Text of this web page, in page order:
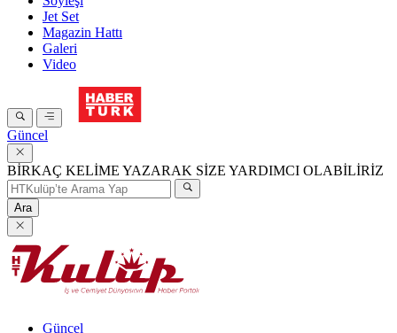
Jet Set
Magazin Hattı
Galeri
Video
Güncel
BİRKAÇ KELİME YAZARAK SİZE YARDIMCI OLABİLİRİZ
Ara
Güncel